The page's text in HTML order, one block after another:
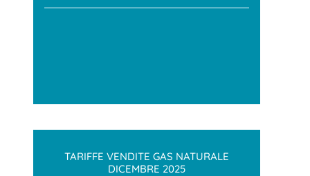
TARIFFE VENDITE GAS NATURALE
DICEMBRE 2025